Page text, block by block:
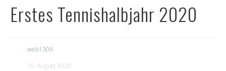
Erstes Tennishalbjahr 2020
web1306
10. August 2020